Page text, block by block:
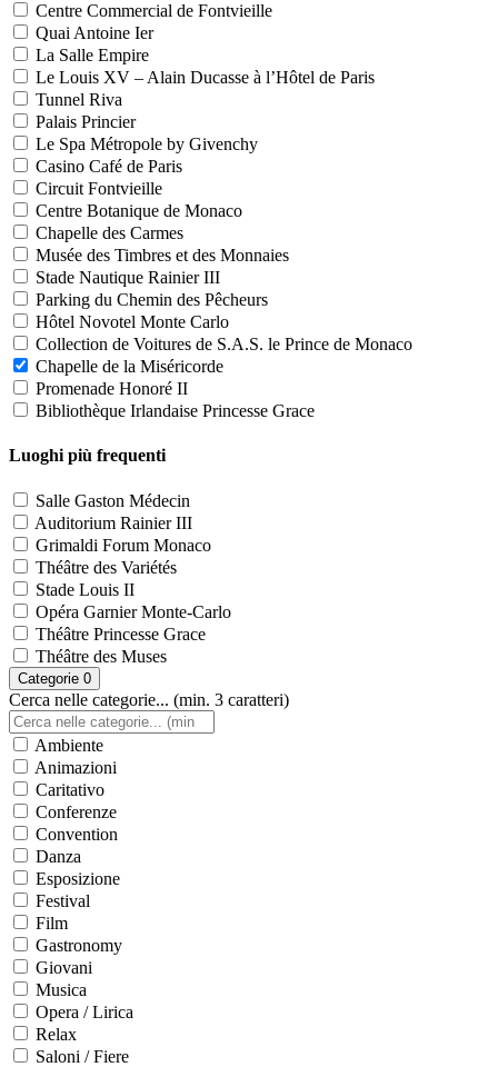
Centre Commercial de Fontvieille
Quai Antoine Ier
La Salle Empire
Le Louis XV – Alain Ducasse à l’Hôtel de Paris
Tunnel Riva
Palais Princier
Le Spa Métropole by Givenchy
Casino Café de Paris
Circuit Fontvieille
Centre Botanique de Monaco
Chapelle des Carmes
Musée des Timbres et des Monnaies
Stade Nautique Rainier III
Parking du Chemin des Pêcheurs
Hôtel Novotel Monte Carlo
Collection de Voitures de S.A.S. le Prince de Monaco
Chapelle de la Miséricorde
Promenade Honoré II
Bibliothèque Irlandaise Princesse Grace
Luoghi più frequenti
Salle Gaston Médecin
Auditorium Rainier III
Grimaldi Forum Monaco
Théâtre des Variétés
Stade Louis II
Opéra Garnier Monte-Carlo
Théâtre Princesse Grace
Théâtre des Muses
Categorie 0
Cerca nelle categorie... (min. 3 caratteri)
Ambiente
Animazioni
Caritativo
Conferenze
Convention
Danza
Esposizione
Festival
Film
Gastronomy
Giovani
Musica
Opera / Lirica
Relax
Saloni / Fiere